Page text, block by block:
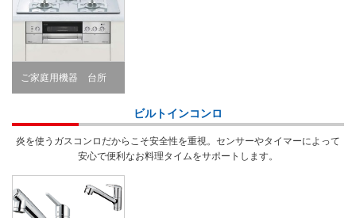
ご家庭用機器 台所
ビルトインコンロ
炎を使うガスコンロだからこそ安全性を重視。センサーやタイマーによって
安心で便利なお料理タイムをサポートします。